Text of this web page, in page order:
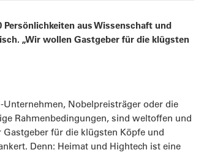
aus Wissenschaft und
„Wir wollen Gastgeber für die klügsten
Unternehmen, Nobelpreisträger oder die
Rahmenbedingungen, sind weltoffen und
für die klügsten Köpfe und
Denn: Heimat und Hightech ist eine